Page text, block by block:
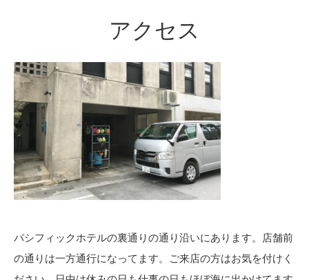
アクセス
パシフィックホテルの裏通りの通り沿いにあります。店舗前
の通りは一方通行になってます。ご来店の方はお気を付けく